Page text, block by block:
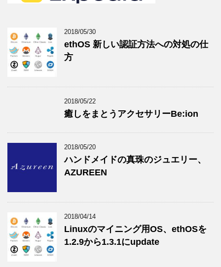
2018/05/30
ethOS 新しい認証方法への対処の仕
方
2018/05/22
癒しをまとうアクセサリーBe:ion
2018/05/20
ハンドメイドの真珠のジュエリー、
AZUREEN
2018/04/14
Linuxのマイニング用OS、ethOSを
1.2.9から1.3.1にupdate